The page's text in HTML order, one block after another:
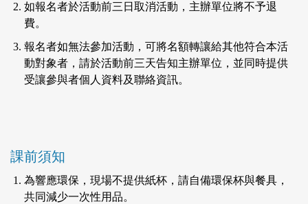
如報名者於活動前三日取消活動，主辦單位將不予退
費。
報名者如無法參加活動，可將名額轉讓給其他符合本活
動對象者，請於活動前三天告知主辦單位，並同時提供
受讓參與者個人資料及聯絡資訊。
課前須知
為響應環保，現場不提供紙杯，請自備環保杯與餐具，
共同減少一次性用品。